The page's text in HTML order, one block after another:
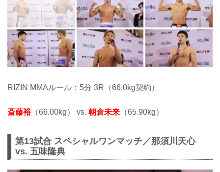
RIZIN MMAルール：5分 3R（66.0kg契約）
斎藤裕（66.00kg） vs. 朝倉未来 （65.90kg）
第13試合 スペシャルワンマッチ／那須川天心
vs. 五味隆典